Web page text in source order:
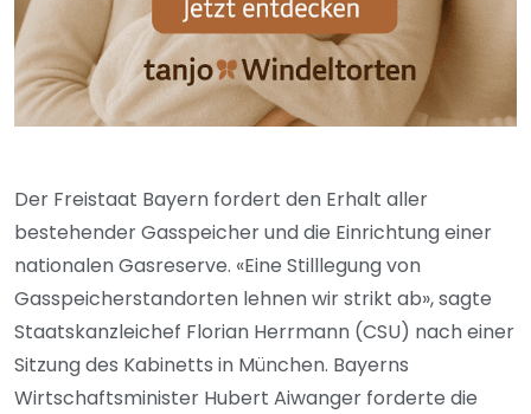
Der Freistaat Bayern fordert den Erhalt aller
bestehender Gasspeicher und die Einrichtung einer
nationalen Gasreserve. «Eine Stilllegung von
Gasspeicherstandorten lehnen wir strikt ab», sagte
Staatskanzleichef Florian Herrmann (CSU) nach einer
Sitzung des Kabinetts in München. Bayerns
Wirtschaftsminister Hubert Aiwanger forderte die